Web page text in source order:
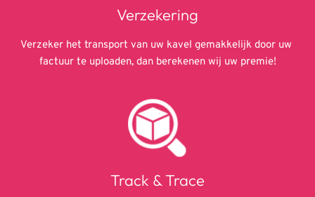
Verzekering
Verzeker het transport van uw kavel gemakkelijk door uw
factuur te uploaden, dan berekenen wij uw premie!
Track & Trace